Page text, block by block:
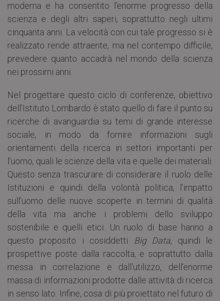
moderna e ha consentito l’enorme progresso della
scienza e degli altri saperi, soprattutto negli ultimi
cinquanta anni. La velocità con cui tale progresso si è
realizzato rende attraente, ma nel contempo difficile,
prevedere quanto accadrà nel mondo della scienza
nei prossimi anni.
Nel progettare questo ciclo di conferenze, obiettivo
dell’Istituto Lombardo è stato quello di fare il punto su
ricerche di avanguardia su temi di grande interesse
sociale, in modo da fornire informazioni sugli
orientamenti della ricerca in settori importanti per
l’uomo, quali le scienze della vita e quelle dei materiali.
Questo senza trascurare di considerare il ruolo delle
Istituzioni e quindi della volontà politica, l’impatto
sull’uomo delle nuove scoperte in termini di qualità
della vita ma anche i problemi dello sviluppo
sostenibile e quelli etici. Un ruolo di base hanno a
questo proposito i cosiddetti
Big Data, quindi le
prospettive poste dalla raccolta, e soprattutto dalla
messa in correlazione e dall’utilizzo, dell’enorme
massa di informazioni prodotte dalle attività di ricerca
in senso lato. Infine, cosa di più proiettato nel futuro di